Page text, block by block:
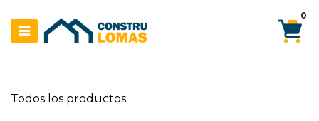
0
Todos los productos